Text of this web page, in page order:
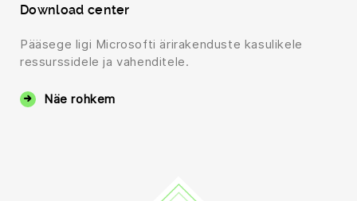
Download center
Pääsege ligi Microsofti ärirakenduste kasulikele
ressurssidele ja vahenditele.
Näe rohkem